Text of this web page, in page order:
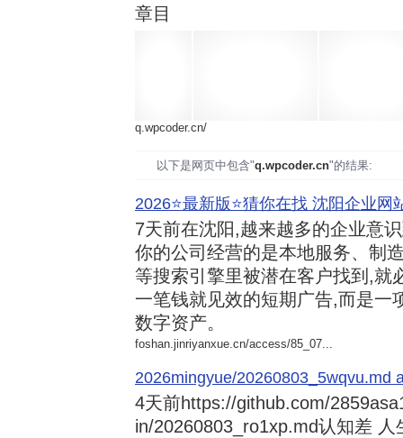
章目
q.wpcoder.cn/
以下是网页中包含"q.wpcoder.cn"的结果:
2026⭐️最新版⭐️猜你在找 沈阳企业网
7天前在沈阳,越来越多的企业意
你的公司经营的是本地服务、制
等搜索引擎里被潜在客户找到,就
一笔钱就见效的短期广告,而是一
数字资产。
foshan.jinriyanxue.cn/access/85_07...
2026mingyue/20260803_5wqvu.md
4天前https://github.com/
in/20260803_ro1xp.md认知差